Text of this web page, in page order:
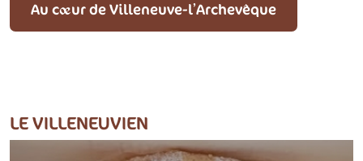
Au cœur de Villeneuve-l’Archevêque
LE VILLENEUVIEN